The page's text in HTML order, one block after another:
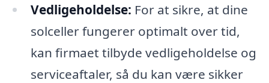
Vedligeholdelse: For at sikre, at dine
solceller fungerer optimalt over tid,
kan firmaet tilbyde vedligeholdelse og
serviceaftaler, så du kan være sikker